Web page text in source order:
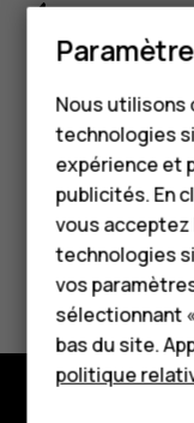
HMD
Pour
Astuce :si
carte SIM
actuel.
Avez-vous
Oui Non
Nous utilisons
technologies
expérience et
publicités. En
vous acceptez
technologies
vos
sélectionnant
bas du site.
politique